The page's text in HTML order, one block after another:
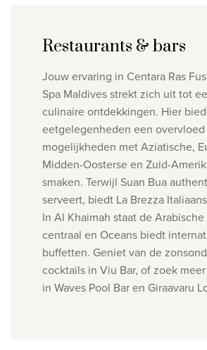
Restaurants & bars
Jouw ervaring in Centara Ras
Spa Maldives strekt zich uit tot
culinaire ontdekkingen. Hier
eetgelegenheden een
mogelijkheden met Aziatische,
Midden-Oosterse en Zuid-
smaken. Terwijl Suan Bua
serveert, biedt La Brezza
In Al Khaimah staat de
centraal en Oceans biedt
buffetten. Geniet van de
cocktails in Viu Bar, of zoek
in Waves Pool Bar en Giraavaru